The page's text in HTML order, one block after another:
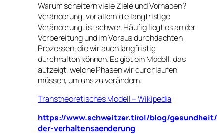
Warum scheitern viele Ziele und Vorhaben?
Veränderung, vor allem die langfristige
Veränderung, ist schwer. Häufig liegt es an der
Vorbereitung und im Voraus durchdachten
Prozessen, die wir auch langfristig
durchhalten können. Es gibt ein Modell, das
aufzeigt, welche Phasen wir durchlaufen
müssen, um uns zu verändern:
Transtheoretisches Modell – Wikipedia
https://www.schweitzer.tirol/blog/
der-verhaltensaenderung